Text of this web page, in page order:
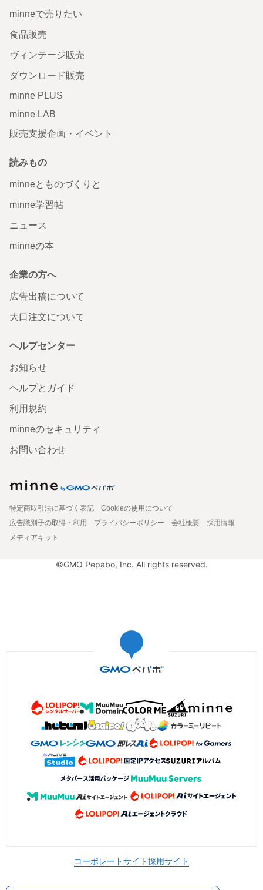
minneで売りたい
食品販売
ヴィンテージ販売
ダウンロード販売
minne PLUS
minne LAB
販売支援企画・イベント
読みもの
minneとものづくりと
minne学習帖
ニュース
minneの本
企業の方へ
広告出稿について
大口注文について
ヘルプセンター
お知らせ
ヘルプとガイド
利用規約
minneのセキュリティ
お問い合わせ
特定商取引法に基づく表記
Cookieの使用について
広告識別子の取得・利用
プライバシーポリシー 会社概要
採用情報
メディアキット
©GMO Pepabo, Inc. All rights reserved.
コーポレートサイト採用サイト